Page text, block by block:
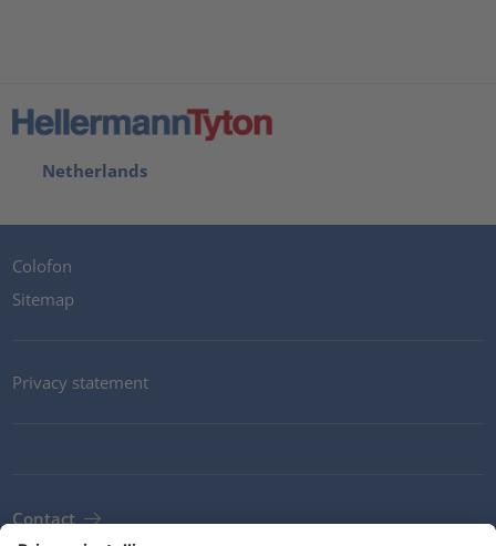
Netherlands
Colofon
Sitemap
Privacy statement
Contact